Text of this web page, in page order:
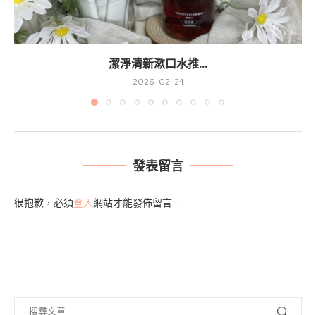
潔淨清新漱口水推...
2026-02-24
發表留言
很抱歉，必須登入網站才能發佈留言。